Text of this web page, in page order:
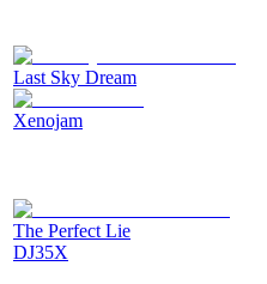
Last Sky Dream
Xenojam
The Perfect Lie
DJ35X